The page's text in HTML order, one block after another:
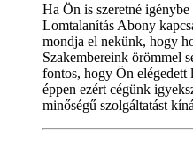
Ha Ön is szeretné
Lomtalanítás Abony
mondja el nekünk, hogy
Szakembereink örömmel
fontos, hogy Ön elégedett
éppen ezért cégünk
minőségű szolgáltatást